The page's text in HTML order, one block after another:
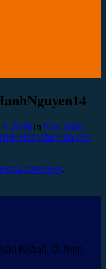
× 2048 in Khu Sinh
Nét Văn Hóa Ẩm
a comment.
Khánh, Q. Ninh